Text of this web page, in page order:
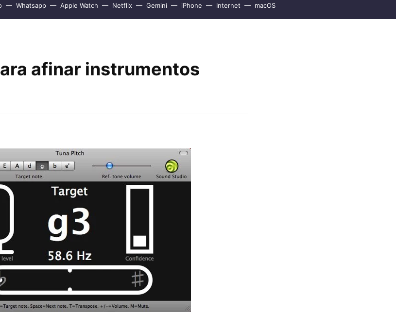
Whatsapp Apple Watch Netflix Gemini iPhone Internet macOS
afinar instrumentos